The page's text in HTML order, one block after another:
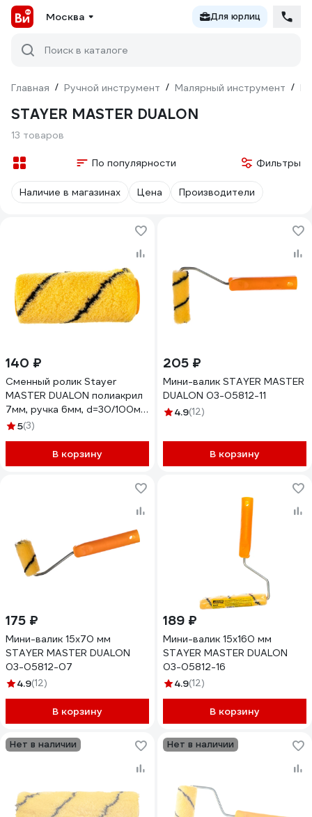
Москва Для юрлиц
Поиск в каталоге
Главная / Ручной инструмент / Малярный инструмент /
STAYER MASTER DUALON
13 товаров
По популярности Фильтры
Наличие в магазинах Цена Производители
140 ₽
Сменный ролик Stayer
MASTER DUALON полиакрил
7мм, ручка 6мм, d=30/100мм
02184-10
5(3)
В корзину
205 ₽
Мини-валик STAYER MASTER
DUALON 03-05812-11
4.9(12)
В корзину
175 ₽
Мини-валик 15х70 мм
STAYER MASTER DUALON
03-05812-07
4.9(12)
В корзину
189 ₽
Мини-валик 15х160 мм
STAYER MASTER DUALON
03-05812-16
4.9(12)
В корзину
Нет в наличии Нет в наличии